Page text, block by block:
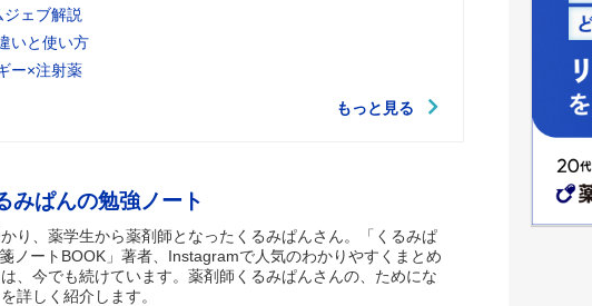
ェブ解説
いと使い方
ー×注射薬
もっと見る
みぱんの勉強ノート
り、薬学生から薬剤師となったくるみぱんさん。「くるみぱ
ノートBOOK」著者、Instagramで人気のわかりやすくまとめ
、今でも続けています。薬剤師くるみぱんさんの、ためにな
詳しく紹介します。